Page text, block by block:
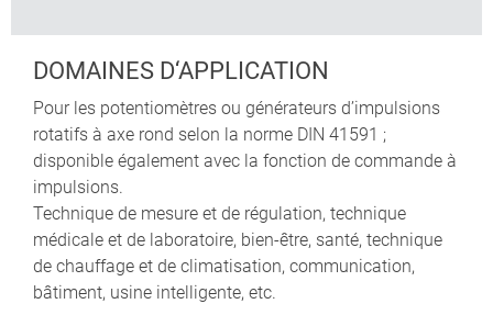
Composants à sélectionner pour un bouton STAR-
KNOB :
1 bouton, 1 capuchon et 1 jeu de montage.
Remarques sur l‘éclairage :
Pour laversion encastrable, demandez le bouton en
translucide (diamant, émeraude ou saphir).
Pour laversion en saillie, demandez le jeu de montage
en translucide (diamant ou saphir).
DOMAINES D‘APPLICATION
Pour les potentiomètres ou générateurs d’impulsions
rotatifs à axe rond selon la norme DIN 41591 ;
disponible également avec la fonction de commande à
impulsions.
Technique de mesure et de régulation, technique
médicale et de laboratoire, bien-être, santé, technique
de chauffage et de climatisation, communication,
bâtiment, usine intelligente, etc.